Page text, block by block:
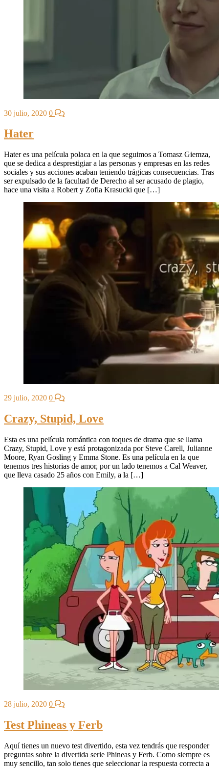
30 julio, 2020 0
Hater
Hater es una película polaca en la que seguimos a Tomasz Giemza,
que se dedica a desprestigiar a las personas y empresas en las redes
sociales y sus acciones acaban teniendo trágicas consecuencias. Tras
ser expulsado de la facultad de Derecho al ser acusado de plagio,
hace una visita a Robert y Zofia Krasucki que […]
29 julio, 2020 0
Crazy, Stupid, Love
Esta es una película romántica con toques de drama que se llama
Crazy, Stupid, Love y está protagonizada por Steve Carell, Julianne
Moore, Ryan Gosling y Emma Stone. Es una película en la que
tenemos tres historias de amor, por un lado tenemos a Cal Weaver,
que lleva casado 25 años con Emily, a la […]
28 julio, 2020 0
Test Phineas y Ferb
Aquí tienes un nuevo test divertido, esta vez tendrás que responder
preguntas sobre la divertida serie Phineas y Ferb. Como siempre es
muy sencillo, tan solo tienes que seleccionar la respuesta correcta a